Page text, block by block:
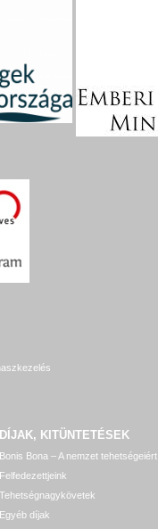
DÍJAK, KITÜNTETÉSEK
Bonis Bona – A nemzet tehetségeiért
Felfedezettjeink
Tehetségnagykövetek
Egyéb díjak